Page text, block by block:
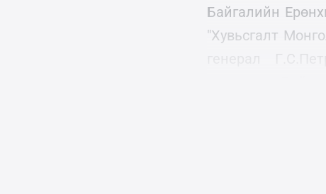
Байгалийн
"Хувьсгалт